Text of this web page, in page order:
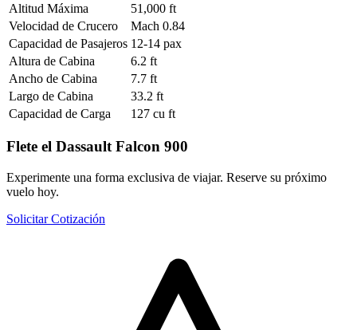
Altitud Máxima
51,000 ft
Velocidad de Crucero
Mach 0.84
Capacidad de Pasajeros 12-14 pax
Altura de Cabina
6.2 ft
Ancho de Cabina
7.7 ft
Largo de Cabina
33.2 ft
Capacidad de Carga
127 cu ft
Flete el Dassault Falcon 900
Experimente una forma exclusiva de viajar. Reserve su próximo
vuelo hoy.
Solicitar Cotización